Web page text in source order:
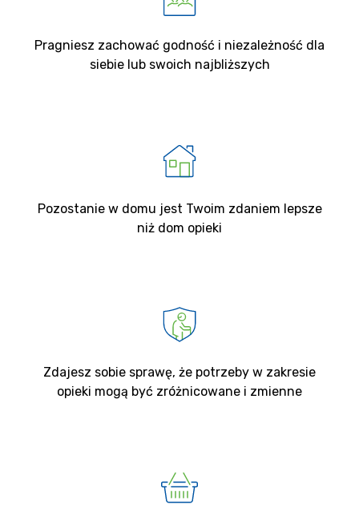
Pragniesz zachować godność i niezależność dla
siebie lub swoich najbliższych
Pozostanie w domu jest Twoim zdaniem lepsze
niż dom opieki
Zdajesz sobie sprawę, że potrzeby w zakresie
opieki mogą być zróżnicowane i zmienne